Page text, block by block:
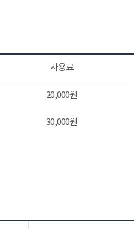
사용료
20,000원
30,000원